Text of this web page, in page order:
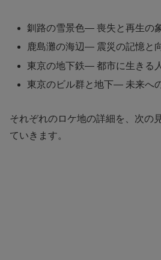
釧路の雪景色— 喪失と再生の
鹿島灘の海辺— 震災の記憶と
東京の地下鉄— 都市に生きる
東京のビル群と地下— 未来へ
それぞれのロケ地の詳細を、次の
ていきます。